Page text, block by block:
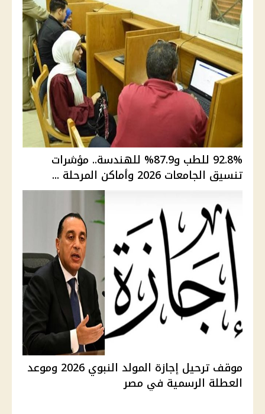
92.8% للطب و87.9% للهندسة.. مؤشرات
تنسيق الجامعات 2026 وأماكن المرحلة ...
موقف ترحيل إجازة المولد النبوي 2026 وموعد
العطلة الرسمية في مصر